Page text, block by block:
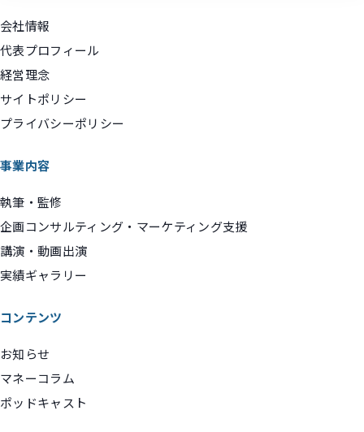
会社情報
代表プロフィール
経営理念
サイトポリシー
プライバシーポリシー
事業内容
執筆・監修
企画コンサルティング・マーケティング支援
講演・動画出演
実績ギャラリー
コンテンツ
お知らせ
マネーコラム
ポッドキャスト